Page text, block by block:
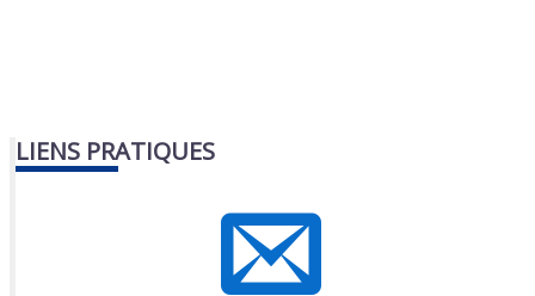
LIENS PRATIQUES